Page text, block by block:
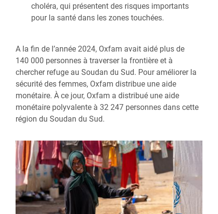
choléra, qui présentent des risques importants
pour la santé dans les zones touchées.
A la fin de l’année 2024, Oxfam avait aidé plus de
140 000 personnes à traverser la frontière et à
chercher refuge au Soudan du Sud. Pour améliorer la
sécurité des femmes, Oxfam distribue une aide
monétaire. À ce jour, Oxfam a distribué une aide
monétaire polyvalente à 32 247 personnes dans cette
région du Soudan du Sud.